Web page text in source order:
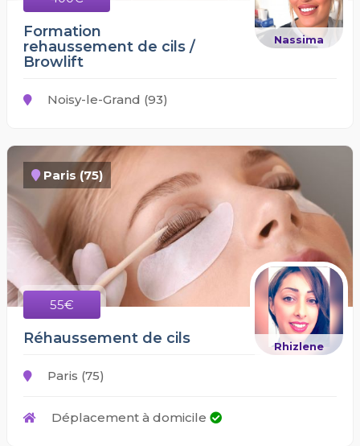
Nassima
Formation
rehaussement de cils /
Browlift
Noisy-le-Grand (93)
Paris (75)
55€
Rhizlene
Réhaussement de cils
Paris (75)
Déplacement à domicile